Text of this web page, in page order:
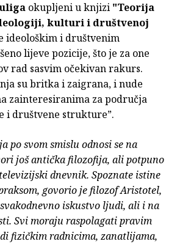
okupljeni u knjizi "Teorija
kulturi i društvenoj
ideološkim i društvenim
lijeve pozicije, što je za one
rad sasvim očekivan rakurs.
su britka i zaigrana, i nude
zainteresiranima za područja
i društvene strukture”.
po svom smislu odnosi se na
još antička filozofija, ali potpuno
dnevnik. Spoznate istine
govorio je filozof Aristotel,
iskustvo ljudi, ali i na
Svi moraju raspolagati pravim
fizičkim radnicima, zanatlijama,